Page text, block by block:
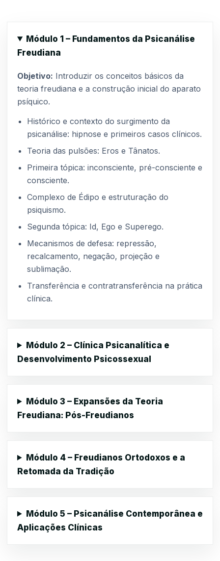
Módulo 1 – Fundamentos da Psicanálise
Freudiana
Objetivo: Introduzir os conceitos básicos da
teoria freudiana e a construção inicial do aparato
psíquico.
Histórico e contexto do surgimento da
psicanálise: hipnose e primeiros casos clínicos.
Teoria das pulsões: Eros e Tânatos.
Primeira tópica: inconsciente, pré-consciente e
consciente.
Complexo de Édipo e estruturação do
psiquismo.
Segunda tópica: Id, Ego e Superego.
Mecanismos de defesa: repressão,
recalcamento, negação, projeção e
sublimação.
Transferência e contratransferência na prática
clínica.
Módulo 2 – Clínica Psicanalítica e
Desenvolvimento Psicossexual
Módulo 3 – Expansões da Teoria
Freudiana: Pós-Freudianos
Módulo 4 – Freudianos Ortodoxos e a
Retomada da Tradição
Módulo 5 – Psicanálise Contemporânea e
Aplicações Clínicas